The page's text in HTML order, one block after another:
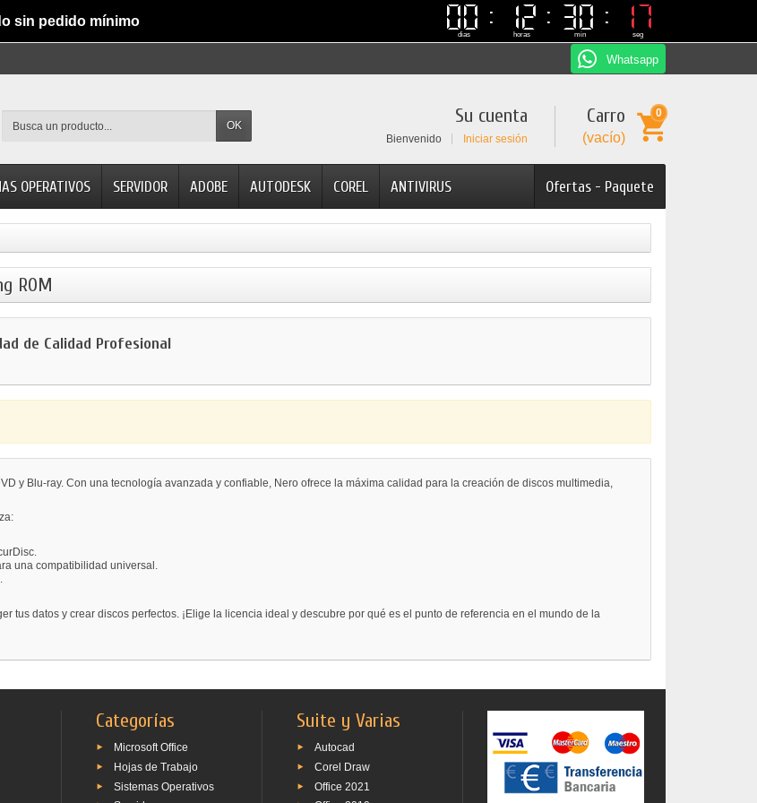
sin pedido mínimo 00
00
dias
12
12
horas
30
30
min
17
17
seg
Whatsapp
OK Carro
(vacío)
0
Su cuenta
Bienvenido Iniciar sesión
Ofertas - Paquete
OPERATIVOS SERVIDOR ADOBE AUTODESK COREL ANTIVIRUS
ROM
de Calidad Profesional
y Blu-ray. Con una tecnología avanzada y confiable, Nero ofrece la máxima calidad para la creación de discos multimedia,
una compatibilidad universal.
tus datos y crear discos perfectos. ¡Elige la licencia ideal y descubre por qué es el punto de referencia en el mundo de la
Categorías
Microsoft Office
Hojas de Trabajo
Sistemas Operativos
Suite y Varias
Autocad
Corel Draw
Office 2021